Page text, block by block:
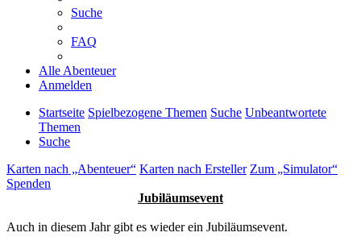
Suche
FAQ
Alle Abenteuer
Anmelden
Startseite Spielbezogene Themen Suche Unbeantwortete
Themen
Suche
Karten nach „Abenteuer“ Karten nach Ersteller Zum „Simulator“
Spenden
Jubiläumsevent
Auch in diesem Jahr gibt es wieder ein Jubiläumsevent.